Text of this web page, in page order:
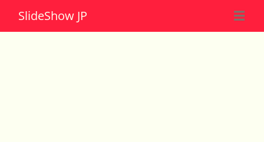
SlideShow JP ☰